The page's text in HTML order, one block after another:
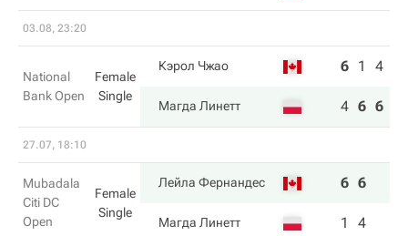
03.08, 23:20
National
Bank Open
Female
Single
Кэрол Чжао 6 1 4
Магда Линетт 4 6 6
27.07, 18:10
Mubadala
Citi DC
Open
Female
Single
Лейла Фернандес 6 6
Магда Линетт 1 4